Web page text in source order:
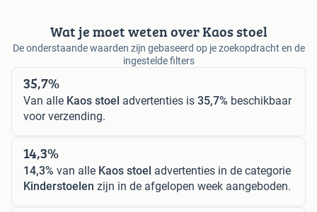
Wat je moet weten over Kaos stoel
De onderstaande waarden zijn gebaseerd op je zoekopdracht en de
ingestelde filters
35,7%
Van alle Kaos stoel advertenties is 35,7% beschikbaar
voor verzending.
14,3%
14,3% van alle Kaos stoel advertenties in de categorie
Kinderstoelen zijn in de afgelopen week aangeboden.